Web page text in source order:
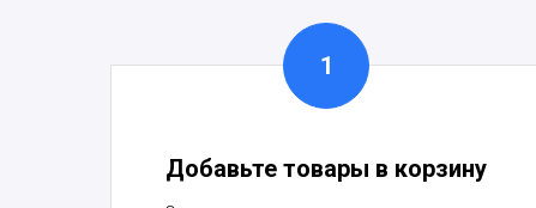
Добавьте товары в корзину